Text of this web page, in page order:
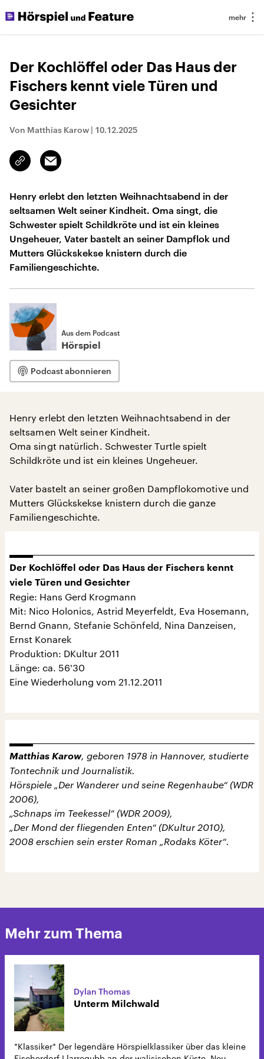
Der Kochlöffel oder Das Haus der
Fischers kennt viele Türen und
Gesichter
Von Matthias Karow | 10.12.2025
Link
kopieren/teilen
Email
Henry erlebt den letzten Weihnachtsabend in der
seltsamen Welt seiner Kindheit. Oma singt, die
Schwester spielt Schildkröte und ist ein kleines
Ungeheuer, Vater bastelt an seiner Dampflok und
Mutters Glückskekse knistern durch die
Familiengeschichte.
Aus dem Podcast
Hörspiel
Podcast abonnieren
Henry erlebt den letzten Weihnachtsabend in der
seltsamen Welt seiner Kindheit.
Oma singt natürlich. Schwester Turtle spielt
Schildkröte und ist ein kleines Ungeheuer.
Vater bastelt an seiner großen Dampflokomotive und
Mutters Glückskekse knistern durch die ganze
Familiengeschichte.
Der Kochlöffel oder Das Haus der Fischers kennt
viele Türen und Gesichter
Regie: Hans Gerd Krogmann
Mit: Nico Holonics, Astrid Meyerfeldt, Eva Hosemann,
Bernd Gnann, Stefanie Schönfeld, Nina Danzeisen,
Ernst Konarek
Produktion: DKultur 2011
Länge: ca. 56'30
Eine Wiederholung vom 21.12.2011
Matthias Karow, geboren 1978 in Hannover, studierte
Tontechnik und Journalistik.
Hörspiele „Der Wanderer und seine Regenhaube“ (WDR
2006),
„Schnaps im Teekessel“ (WDR 2009),
„Der Mond der fliegenden Enten“ (DKultur 2010),
2008 erschien sein erster Roman „Rodaks Köter“.
Mehr zum Thema
Dylan Thomas
Unterm Milchwald
*Klassiker* Der legendäre Hörspielklassiker über das kleine